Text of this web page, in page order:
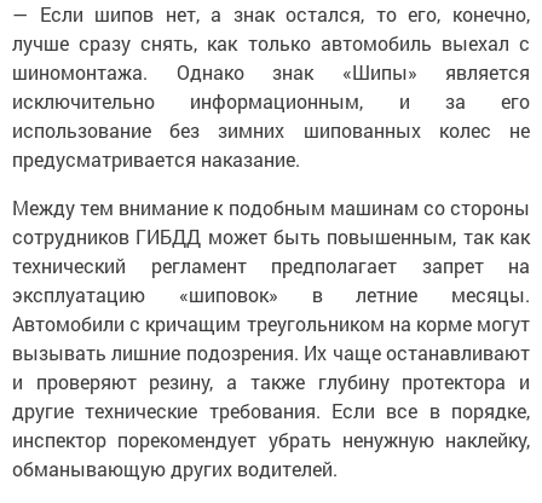
— Если шипов нет, а знак остался, то его, конечно,
лучше сразу снять, как только автомобиль выехал с
шиномонтажа. Однако знак «Шипы» является
исключительно информационным, и за его
использование без зимних шипованных колес не
предусматривается наказание.
Между тем внимание к подобным машинам со стороны
сотрудников ГИБДД может быть повышенным, так как
технический регламент предполагает запрет на
эксплуатацию «шиповок» в летние месяцы.
Автомобили с кричащим треугольником на корме могут
вызывать лишние подозрения. Их чаще останавливают
и проверяют резину, а также глубину протектора и
другие технические требования. Если все в порядке,
инспектор порекомендует убрать ненужную наклейку,
обманывающую других водителей.